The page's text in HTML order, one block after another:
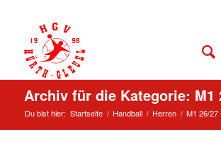
Archiv für die Kategorie: M1
Du bist hier: Startseite / Handball / Herren / M1 26/27